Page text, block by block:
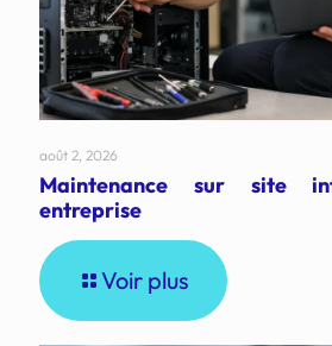
août 2, 2026
Maintenance sur site
entreprise
Voir plus